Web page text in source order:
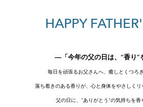
HAPPY
―「今年の父の日は、“香り
毎日を頑張るお父さんへ、癒しとくつろ
落ち着きのある香りが、心と身体をやさしくリ
父の日に、“ありがとう”の気持ちを香
精油56種
名入れギフト